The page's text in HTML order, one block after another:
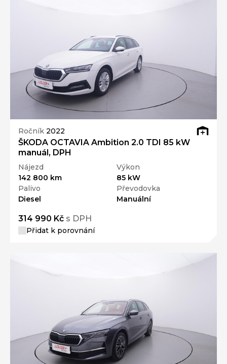
Ročník 2022
ŠKODA OCTAVIA Ambition 2.0 TDI 85 kW
manuál, DPH
Nájezd
142 800 km
Výkon
85 kW
Palivo
Diesel
Převodovka
Manuální
314 990 Kč s DPH
Přidat k porovnání